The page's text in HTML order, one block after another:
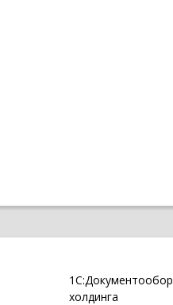
холдинга